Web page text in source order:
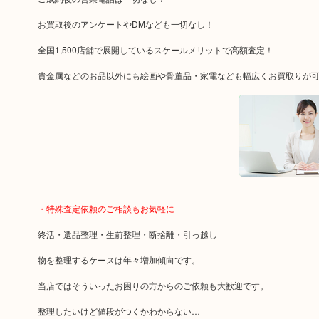
お買取後のアンケートやDMなども一切なし！
全国1,500店舗で展開しているスケールメリットで高額査定！
貴金属などのお品以外にも絵画や骨董品・家電なども幅広くお買取りが
・特殊査定依頼のご相談もお気軽に
終活・遺品整理・生前整理・断捨離・引っ越し
物を整理するケースは年々増加傾向です。
当店ではそういったお困りの方からのご依頼も大歓迎です。
整理したいけど値段がつくかわからない…